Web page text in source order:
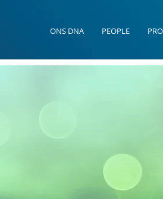
ONS DNA PEOPLE